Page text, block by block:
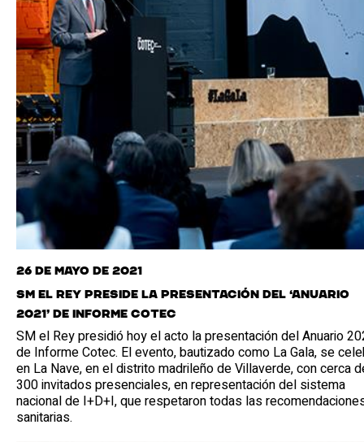
26 de mayo de 2021
SM el Rey preside la presentación del ‘Anuario
2021’ de Informe Cotec
SM el Rey presidió hoy el acto la presentación del Anuario
de Informe Cotec. El evento, bautizado como La Gala, se
en La Nave, en el distrito madrileño de Villaverde, con cerca
300 invitados presenciales, en representación del sistema
nacional de I+D+I, que respetaron todas las
sanitarias.